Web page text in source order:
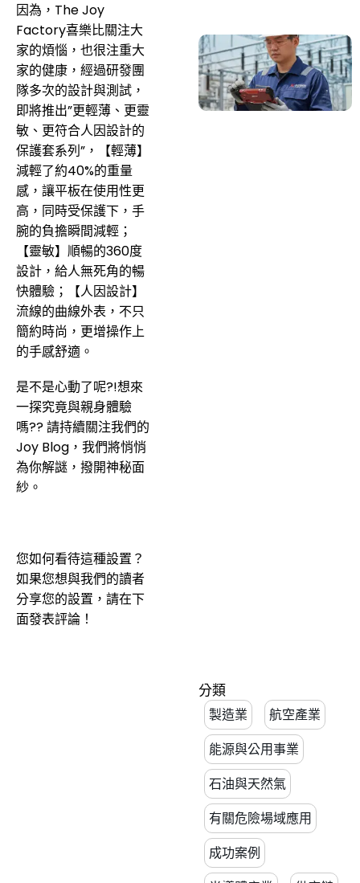
因為，The Joy
Factory喜樂比關注大
家的煩惱，也很注重大
家的健康，經過研發團
隊多次的設計與測試，
即將推出”更輕薄、更靈
敏、更符合人因設計的
保護套系列”，【輕薄】
減輕了約40%的重量
感，讓平板在使用性更
高，同時受保護下，手
腕的負擔瞬間減輕；
【靈敏】順暢的360度
設計，給人無死角的暢
快體驗；【人因設計】
流線的曲線外表，不只
簡約時尚，更增操作上
的手感舒適。
是不是心動了呢?!想來
一探究竟與親身體驗
嗎?? 請持續關注我們的
Joy Blog，我們將悄悄
為你解謎，撥開神秘面
紗。
您如何看待這種設置？
如果您想與我們的讀者
分享您的設置，請在下
面發表評論！
分類
製造業 航空產業
能源與公用事業
石油與天然氣
有關危險場域應用
成功案例